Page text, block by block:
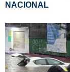
NACIONAL